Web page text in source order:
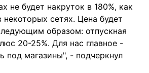
не будет накруток в 180%, как
некоторых сетях. Цена будет
образом: отпускная
20-25%. Для нас главное -
под магазины", - подчеркнул